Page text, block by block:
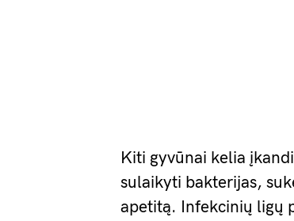
Kiti gyvūnai kelia
sulaikyti bakterijas,
apetitą. Infekcinių ligų